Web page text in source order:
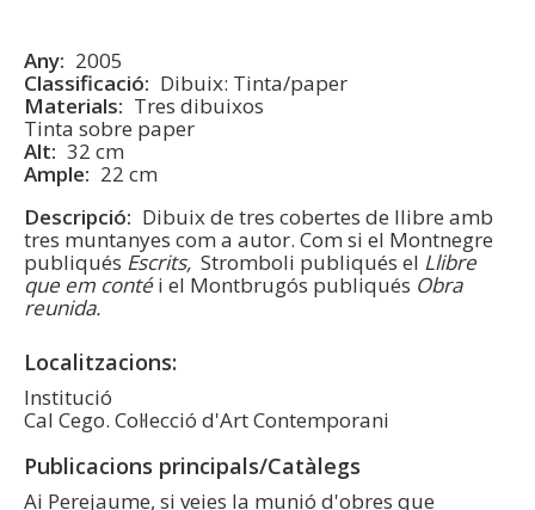
Any
2005
Classificació
Dibuix: Tinta/paper
Materials
Tres dibuixos
Tinta sobre paper
Alt
32 cm
Ample
22 cm
Descripció
Dibuix de tres cobertes de llibre amb
tres muntanyes com a autor. Com si el Montnegre
publiqués Escrits, Stromboli publiqués el Llibre
que em contéi el Montbrugós publiqués Obra
reunida.
Localitzacions
Institució
Cal Cego. Col·lecció d'Art Contemporani
Publicacions principals/Catàlegs
Ai Perejaume, si veies la munió d'obres que